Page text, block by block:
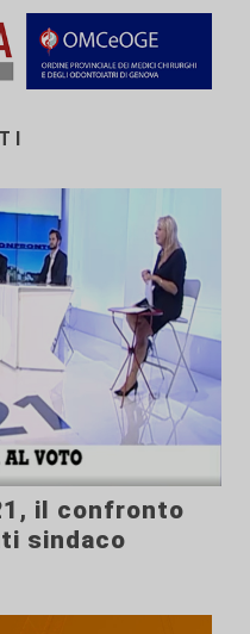
il confronto
sindaco